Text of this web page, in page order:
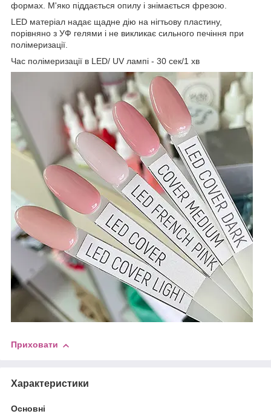
формах. М'яко піддається опилу і знімається фрезою.
LED матеріал надає щадне дію на нігтьову пластину,
порівняно з УФ гелями і не викликає сильного печіння при
полімеризації.
Час полімеризації в LED/ UV лампі - 30 сек/1 хв
Приховати
Характеристики
Основні